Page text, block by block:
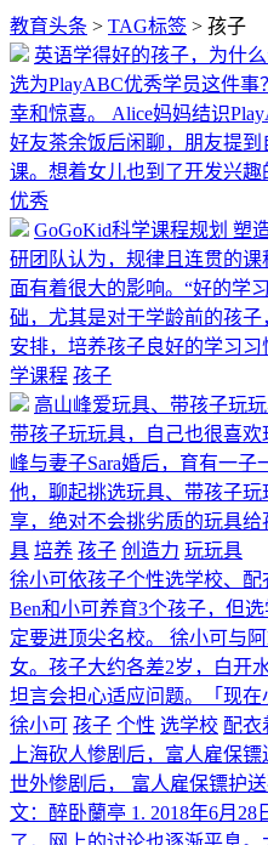
教育头条 > TAG标签 > 孩子
英语学得好的孩子，为什么
选为PlayABC优秀学员这件
幸和惊喜。 Alice妈妈结识
好友茶余饭后闲聊，朋友提
课。想着女儿也到了开发兴趣
优秀
GoGoKid科学课程规划 塑
研团队认为，规律且连贯的
面有着很大的影响。“好的学
础，尤其是对于学龄前的孩
安排，培养孩子良好的学习习
学课程 孩子
高山峰爱玩具、带孩子玩
带孩子玩玩具，自己也很喜
峰与妻子Sara婚后，育有一
他，聊起挑选玩具、带孩子
享，绝对不会挑劣质的玩具给
具 培养 孩子 创造力 玩玩具
徐小可依孩子个性选学校、
Ben和小可养育3个孩子，但
定要进顶尖名校。 徐小可与
女。孩子大约各差2岁，白开
坦言会担心适应问题。「现
徐小可 孩子 个性 选学校 配衣
上海砍人惨剧后，富人雇保
世外惨剧后， 富人雇保镖护
文：醉卧蘭亭 1. 2018年6月